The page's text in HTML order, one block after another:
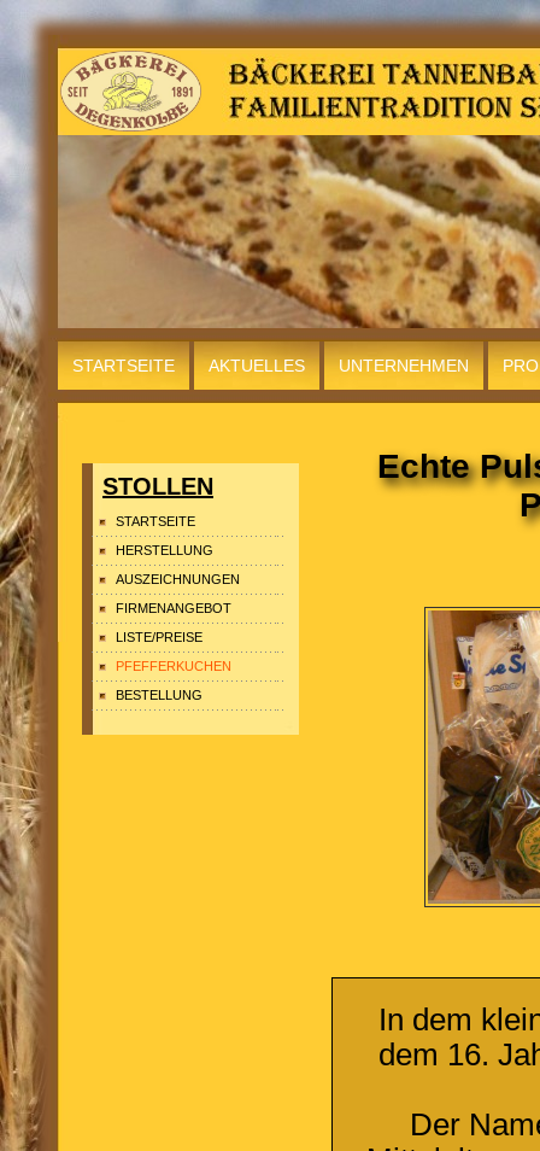
STARTSEITE AKTUELLES UNTERNEHMEN
STOLLEN
STARTSEITE
HERSTELLUNG
AUSZEICHNUNGEN
FIRMENANGEBOT
LISTE/PREISE
PFEFFERKUCHEN
BESTELLUNG
Echte
In dem
dem 16.
Der